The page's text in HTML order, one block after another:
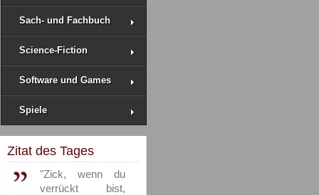
Sach- und Fachbuch
Science-Fiction
Software und Games
Spiele
Zitat des Tages
"Zick, wenn du
verrückt bist,